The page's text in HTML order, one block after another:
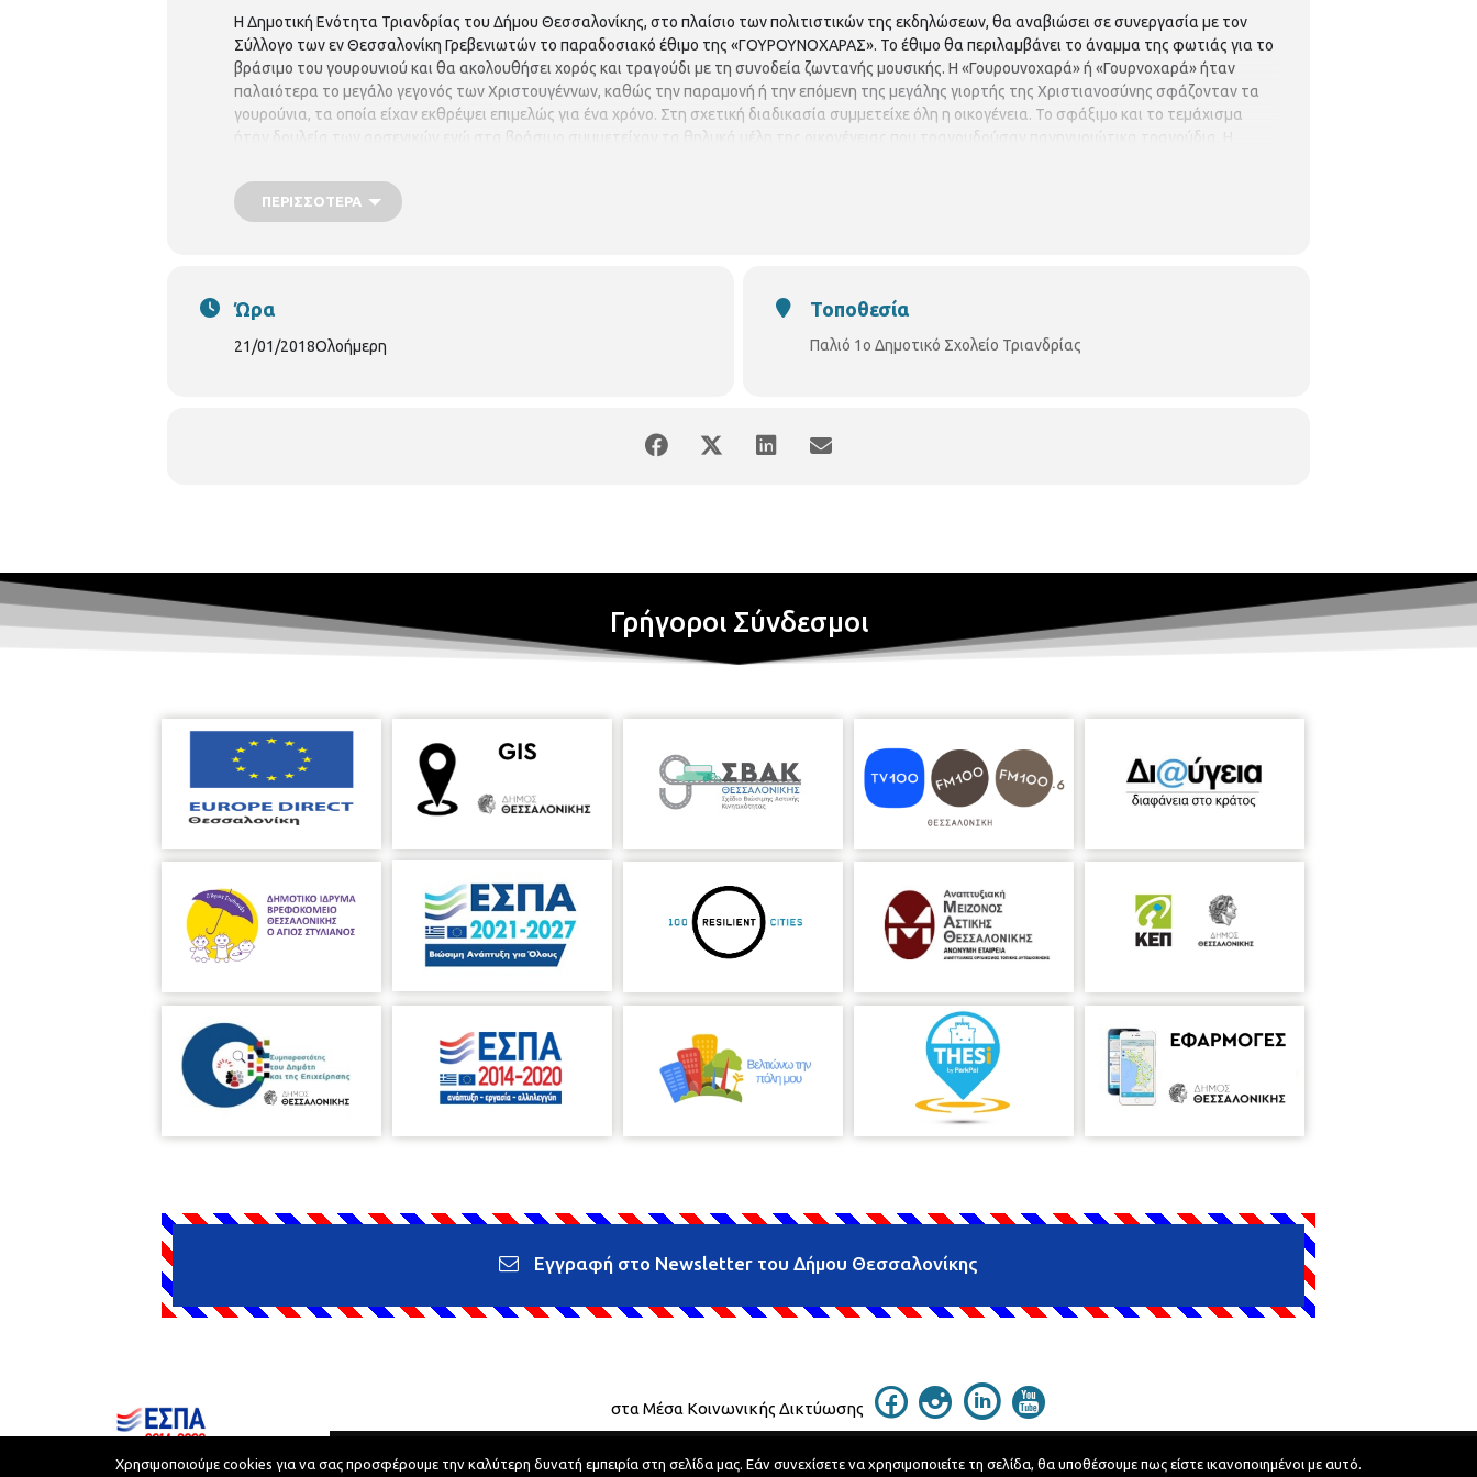
Η Δημοτική Ενότητα Τριανδρίας του Δήμου Θεσσαλονίκης, στο πλαίσιο των πολιτιστικών της εκδηλώσεων, θα αναβιώσει σε συνεργασία με τον
Σύλλογο των εν Θεσσαλονίκη Γρεβενιωτών το παραδοσιακό έθιμο της «ΓΟΥΡΟΥΝΟΧΑΡΑΣ». Το έθιμο θα περιλαμβάνει το άναμμα της φωτιάς για το
βράσιμο του γουρουνιού και θα ακολουθήσει χορός και τραγούδι με τη συνοδεία ζωντανής μουσικής. Η «Γουρουνοχαρά» ή «Γουρνοχαρά» ήταν
παλαιότερα το μεγάλο γεγονός των Χριστουγέννων, καθώς την παραμονή ή την επόμενη της μεγάλης γιορτής της Χριστιανοσύνης σφάζονταν τα
γουρούνια, τα οποία είχαν εκθρέψει επιμελώς για ένα χρόνο. Στη σχετική διαδικασία συμμετείχε όλη η οικογένεια. Το σφάξιμο και το τεμάχισμα
ήταν δουλεία των αρσενικών ενώ στα βράσιμο συμμετείχαν τα θηλυκά μέλη της οικογένειας που τραγουδούσαν πανηγυριώτικα τραγούδια. Η
Τριανδρίας. Η ΕΙΣΟΔΟΣ ΕΙΝΑΙ ΕΛΕΥΘΕΡΗ
ΠΕΡΙΣΣΌΤΕΡΑ
Ώρα
21/01/2018Ολοήμερη
Τοποθεσία
Παλιό 1ο Δημοτικό Σχολείο Τριανδρίας
Γρήγοροι Σύνδεσμοι
Εγγραφή στο Newsletter του Δήμου Θεσσαλονίκης
στα Μέσα Κοινωνικής Δικτύωσης
Όροι Χρήσης
Τηλεφωνικός Κατάλογος Developed byMyCompany Projects
Χρησιμοποιούμε cookies για να σας προσφέρουμε την καλύτερη δυνατή εμπειρία στη σελίδα μας. Εάν συνεχίσετε να χρησιμοποιείτε τη σελίδα, θα υποθέσουμε πως είστε ικανοποιημένοι με αυτό.